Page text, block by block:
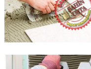
sanat eseri gibi işleyen
bölgesine özel hizmet